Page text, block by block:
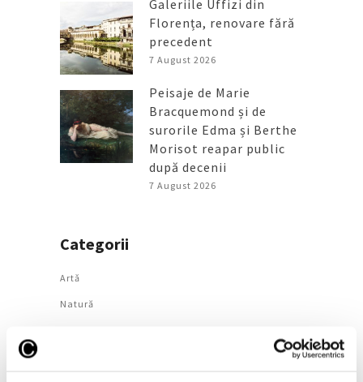
Galeriile Uffizi din
Florența, renovare fără
precedent
7 August 2026
Peisaje de Marie
Bracquemond și de
surorile Edma și Berthe
Morisot reapar public
după decenii
7 August 2026
Categorii
Artǎ
Natură